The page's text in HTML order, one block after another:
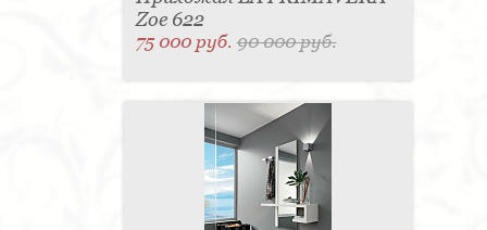
Zoe 622
75 000 руб.90 000 руб.